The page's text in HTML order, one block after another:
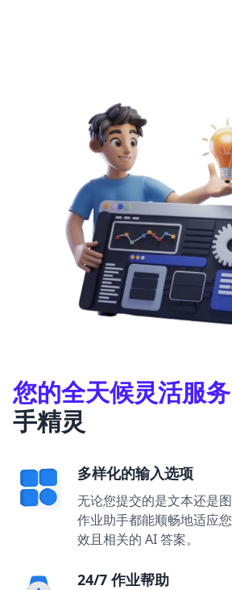
您的全天候灵活服务
手精灵
多样化的输入选项
无论您提交的是文本还是
作业助手都能顺畅地适应
效且相关的 AI 答案。
24/7 作业帮助